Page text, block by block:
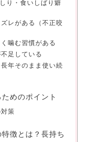
り・食いしばり癖
レがある（不正咬
噛む習慣がある
足している
年そのまま使い続
めのポイント
策
徴とは？長持ち